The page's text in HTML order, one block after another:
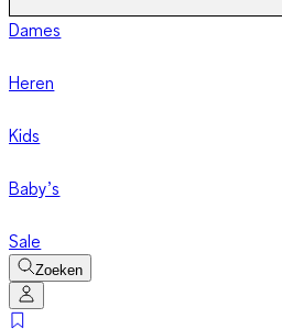
Dames
Heren
Kids
Baby’s
Sale
Zoeken